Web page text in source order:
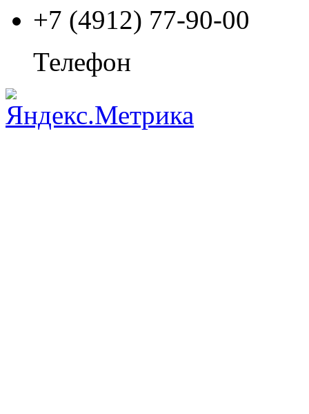
+7 (4912) 77-90-00
Телефон